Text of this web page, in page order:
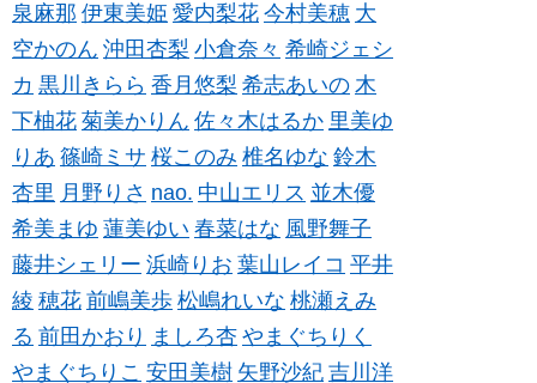
泉麻那 伊東美姫 愛内梨花 今村美穂 大
空かのん 沖田杏梨 小倉奈々 希崎ジェシ
カ 黒川きらら 香月悠梨 希志あいの 木
下柚花 菊美かりん 佐々木はるか 里美ゆ
りあ 篠崎ミサ 桜このみ 椎名ゆな 鈴木
杏里 月野りさ nao. 中山エリス 並木優
希美まゆ 蓮美ゆい 春菜はな 風野舞子
藤井シェリー 浜崎りお 葉山レイコ 平井
綾 穂花 前嶋美歩 松嶋れいな 桃瀬えみ
る 前田かおり ましろ杏 やまぐちりく
やまぐちりこ 安田美樹 矢野沙紀 吉川洋